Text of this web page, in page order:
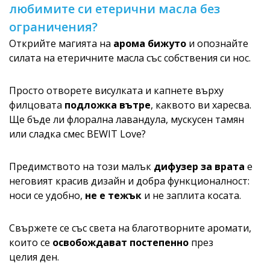
любимите си етерични масла без
ограничения?
Открийте магията на арома бижуто и опознайте
силата на етеричните масла със собствения си нос.
Просто отворете висулката и капнете върху
филцовата подложка вътре, каквото ви харесва.
Ще бъде ли флорална лавандула, мускусен тамян
или сладка смес BEWIT Love?
Предимството на този малък дифузер за врата е
неговият красив дизайн и добра функционалност:
носи се удобно, не е тежък и не заплита косата.
Свържете се със света на благотворните аромати,
които се освобождават постепенно през
целия ден.